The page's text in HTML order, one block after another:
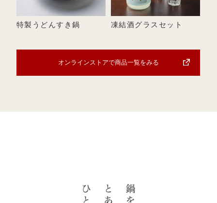
特製うどんすき鍋 凍結酒グラスセット
オンラインストアで商品一覧をみる